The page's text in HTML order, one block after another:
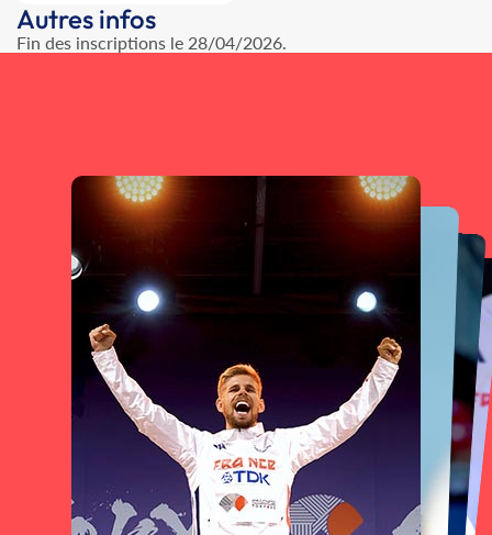
Autres infos
Fin des inscriptions le 28/04/2026.